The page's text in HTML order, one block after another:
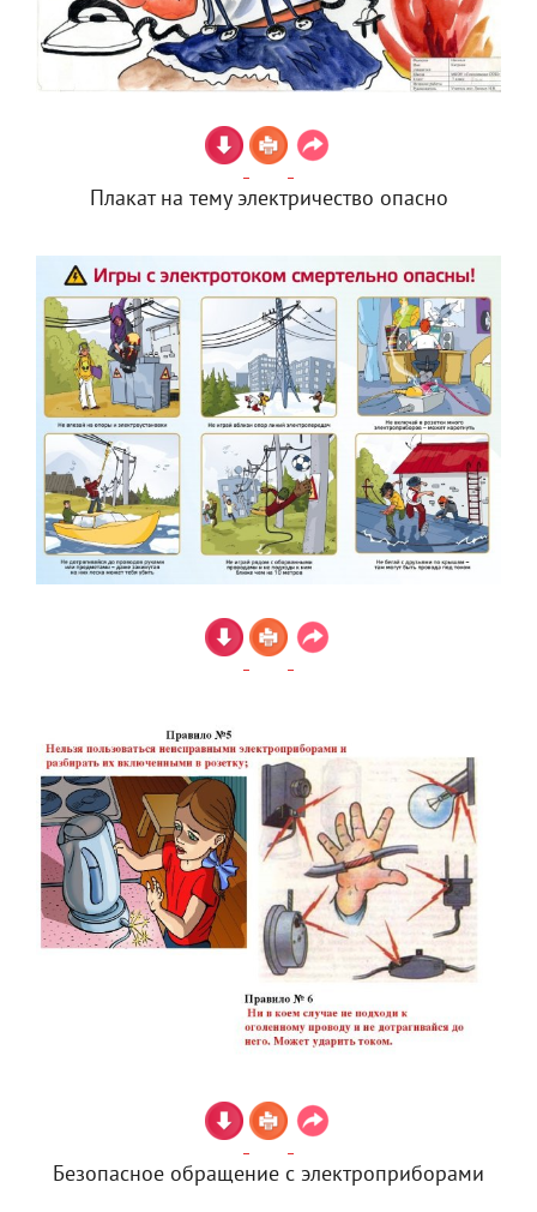
Плакат на тему электричество опасно
Безопасное обращение с электроприборами